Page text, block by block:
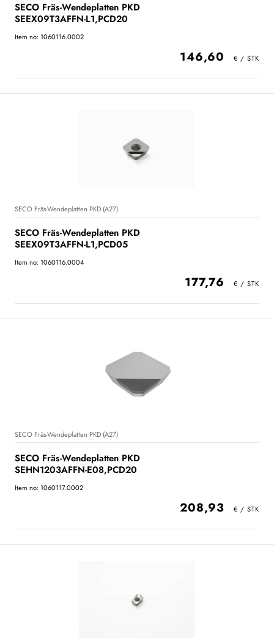
SECO Fräs-Wendeplatten PKD
SEEX09T3AFFN-L1,PCD20
Item no: 1060116.0002
146,60
SECO Fräs-Wendeplatten PKD (A27)
SECO Fräs-Wendeplatten PKD
SEEX09T3AFFN-L1,PCD05
Item no: 1060116.0004
177,76
SECO Fräs-Wendeplatten PKD (A27)
SECO Fräs-Wendeplatten PKD
SEHN1203AFFN-E08,PCD20
Item no: 1060117.0002
208,93